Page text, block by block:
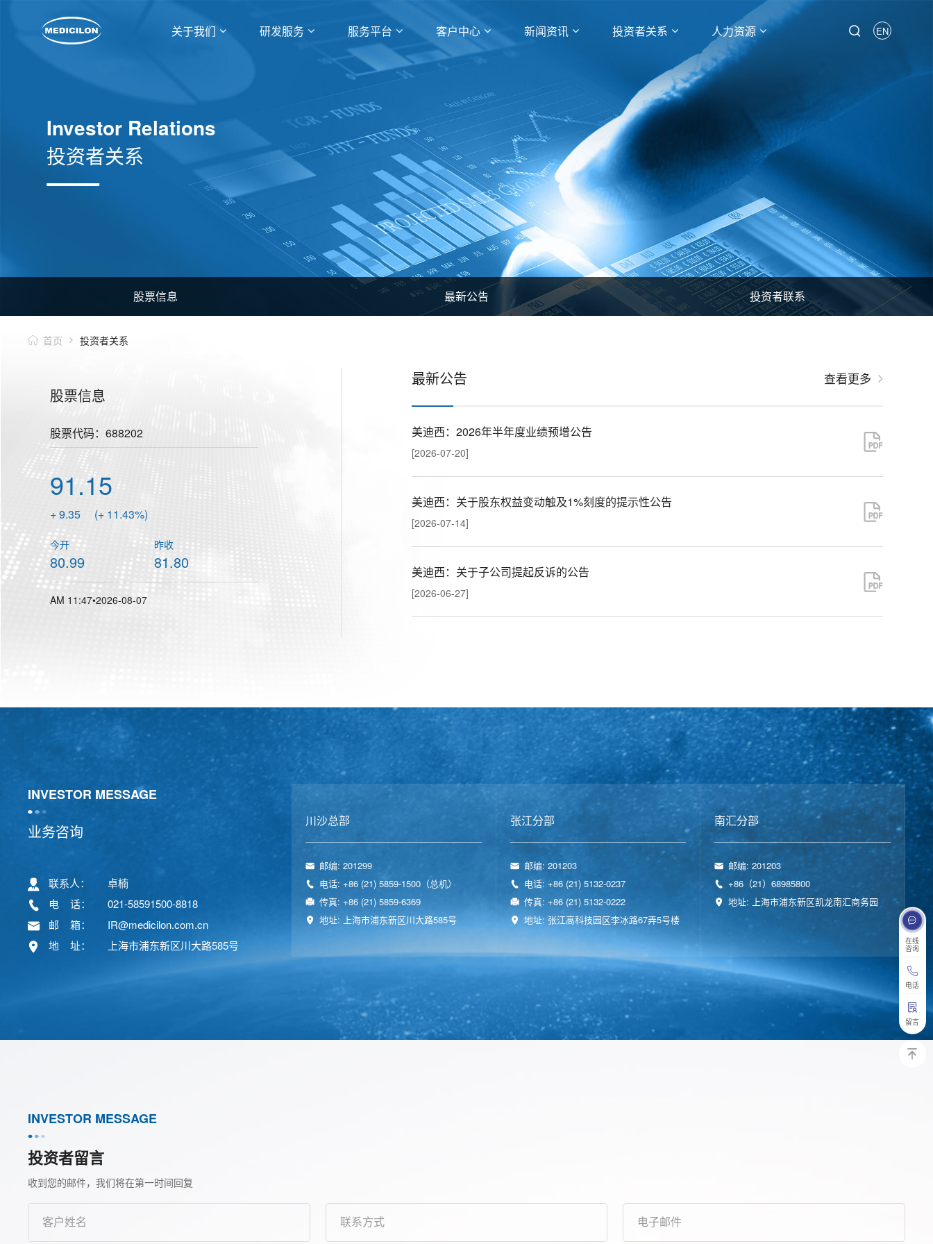
关于我们 研发服务 服务平台 客户中心 新闻资讯 投资者关系 人力资源 EN
在线
咨询
电话
留言
Investor Relations
投资者关系
股票信息 最新公告 投资者联系
首页 投资者关系
股票信息
股票代码：688202
91.15
+ 9.35 (+ 11.43%)
今开
80.99
昨收
81.80
AM 11:47•2026-08-07
最新公告 查看更多
美迪西：2026年半年度业绩预增公告
[2026-07-20]
美迪西：关于股东权益变动触及1%刻度的提示性公告
[2026-07-14]
美迪西：关于子公司提起反诉的公告
[2026-06-27]
INVESTOR MESSAGE
业务咨询
联系人：
卓楠
电    话：
021-58591500-8818
邮    箱：
IR@medicilon.com.cn
地    址：
上海市浦东新区川大路585号
川沙总部
邮编: 201299
电话: +86 (21) 5859-1500（总机）
传真: +86 (21) 5859-6369
地址: 上海市浦东新区川大路585号
张江分部
邮编: 201203
电话: +86 (21) 5132-0237
传真: +86 (21) 5132-0222
地址: 张江高科技园区李冰路67弄5号楼
南汇分部
邮编: 201203
+86（21）68985800
地址: 上海市浦东新区凯龙南汇商务园
INVESTOR MESSAGE
投资者留言
收到您的邮件，我们将在第一时间回复